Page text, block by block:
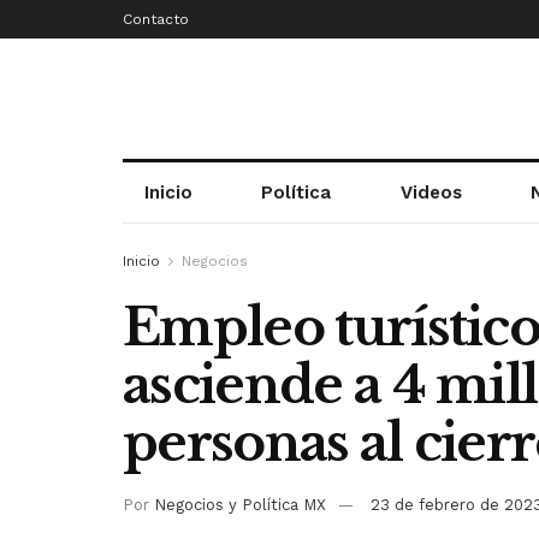
Contacto
Inicio Política Videos
Inicio Negocios
Empleo
asciende a 4
personas al
Por Negocios y Política MX 23 de febrero de